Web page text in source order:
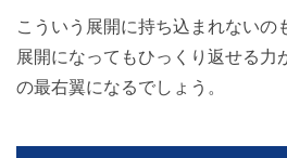
こういう展開に持ち込まれないの
展開になってもひっくり返せる力
の最右翼になるでしょう。